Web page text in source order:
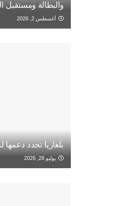
والبطالة ومستقبل
أغسطس 2, 2026
بلغاريا تجدد دعمها
يوليو 28, 2026